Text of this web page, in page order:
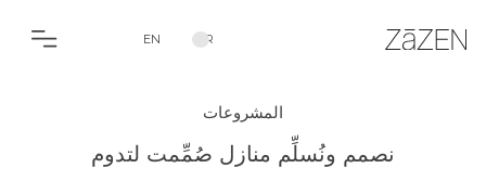
AR
EN
المشروعات
نصمم ونُسلِّم منازل صُمِّمت لتدوم